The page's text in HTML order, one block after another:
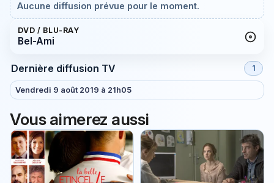
Aucune diffusion prévue pour le moment.
DVD / BLU-RAY
Bel-Ami
Dernière diffusion TV 1
Vendredi 9 août 2019 à 21h05
Vous aimerez aussi